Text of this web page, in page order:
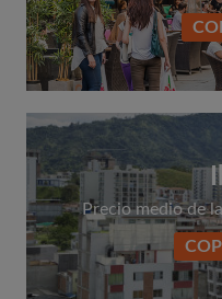
Precio medio de